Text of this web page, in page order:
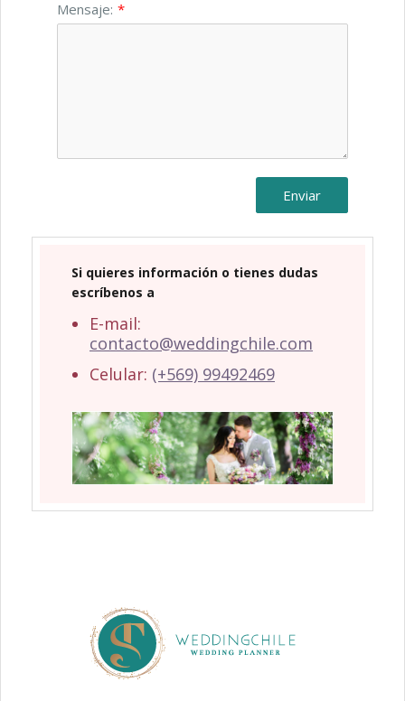
Mensaje: *
Enviar
Si quieres información o tienes dudas
escríbenos a
E-mail:
contacto@weddingchile.com
Celular: (+569) 99492469